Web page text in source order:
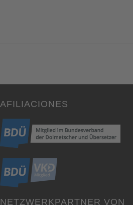
AFILIACIONES
NETZWERKPARTNER VON